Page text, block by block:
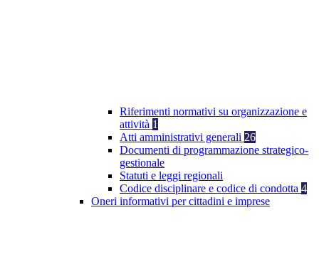
Riferimenti normativi su organizzazione e
attività 1
Atti amministrativi generali 26
Documenti di programmazione strategico-
gestionale
Statuti e leggi regionali
Codice disciplinare e codice di condotta 4
Oneri informativi per cittadini e imprese